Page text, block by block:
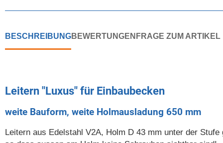
BESCHREIBUNGBEWERTUNGEN FRAGE ZUM ARTIKEL
Leitern "Luxus" für Einbaubecken
weite Bauform, weite Holmausladung 650 mm
Leitern aus Edelstahl V2A, Holm D 43 mm unter der Stufe